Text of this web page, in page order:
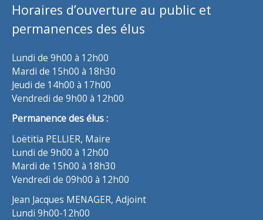
Horaires d’ouverture au public et
permanences des élus
Lundi de 9h00 à 12h00
Mardi de 15h00 à 18h30
Jeudi de 14h00 à 17h00
Vendredi de 9h00 à 12h00
Permanence des élus :
Loëtitia PELLIER, Maire
Lundi de 9h00 à 12h00
Mardi de 15h00 à 18h30
Vendredi de 09h00 à 12h00
Jean Jacques MENAGER, Adjoint
Lundi 9h00-12h00